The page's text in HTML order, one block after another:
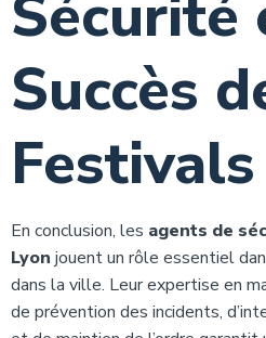
Sécurité
Succès
Festivals
En conclusion, les agents de
Lyon jouent un rôle essentiel
dans la ville. Leur expertise en
de prévention des incidents,